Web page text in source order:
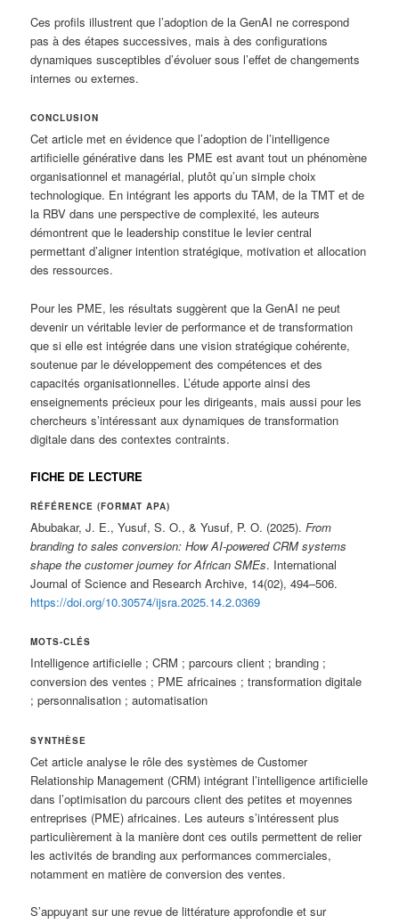
Ces profils illustrent que l’adoption de la GenAI ne correspond
pas à des étapes successives, mais à des configurations
dynamiques susceptibles d’évoluer sous l’effet de changements
internes ou externes.
CONCLUSION
Cet article met en évidence que l’adoption de l’intelligence
artificielle générative dans les PME est avant tout un phénomène
organisationnel et managérial, plutôt qu’un simple choix
technologique. En intégrant les apports du TAM, de la TMT et de
la RBV dans une perspective de complexité, les auteurs
démontrent que le leadership constitue le levier central
permettant d’aligner intention stratégique, motivation et allocation
des ressources.
Pour les PME, les résultats suggèrent que la GenAI ne peut
devenir un véritable levier de performance et de transformation
que si elle est intégrée dans une vision stratégique cohérente,
soutenue par le développement des compétences et des
capacités organisationnelles. L’étude apporte ainsi des
enseignements précieux pour les dirigeants, mais aussi pour les
chercheurs s’intéressant aux dynamiques de transformation
digitale dans des contextes contraints.
FICHE DE LECTURE
RÉFÉRENCE (FORMAT APA)
Abubakar, J. E., Yusuf, S. O., & Yusuf, P. O. (2025).From
branding to sales conversion: How AI-powered CRM systems
shape the customer journey for African SMEs. International
Journal of Science and Research Archive, 14(02), 494–506.
https://doi.org/10.30574/ijsra.2025.14.2.0369
MOTS-CLÉS
Intelligence artificielle ; CRM ; parcours client ; branding ;
conversion des ventes ; PME africaines ; transformation digitale
; personnalisation ; automatisation
SYNTHÈSE
Cet article analyse le rôle des systèmes de Customer
Relationship Management (CRM) intégrant l’intelligence artificielle
dans l’optimisation du parcours client des petites et moyennes
entreprises (PME) africaines. Les auteurs s’intéressent plus
particulièrement à la manière dont ces outils permettent de relier
les activités de branding aux performances commerciales,
notamment en matière de conversion des ventes.
S’appuyant sur une revue de littérature approfondie et sur